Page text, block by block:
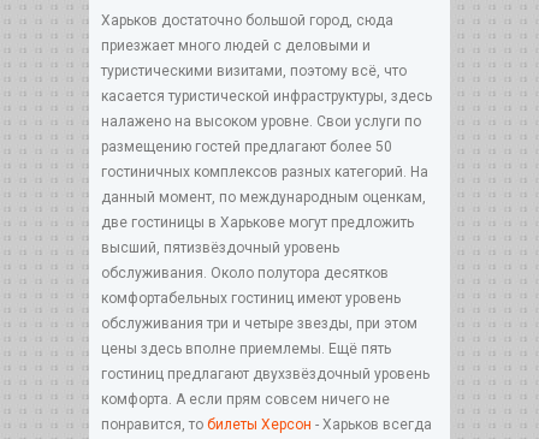
Харьков достаточно большой город, сюда
приезжает много людей с деловыми и
туристическими визитами, поэтому всё, что
касается туристической инфраструктуры, здесь
налажено на высоком уровне. Свои услуги по
размещению гостей предлагают более 50
гостиничных комплексов разных категорий. На
данный момент, по международным оценкам,
две гостиницы в Харькове могут предложить
высший, пятизвёздочный уровень
обслуживания. Около полутора десятков
комфортабельных гостиниц имеют уровень
обслуживания три и четыре звезды, при этом
цены здесь вполне приемлемы. Ещё пять
гостиниц предлагают двухзвёздочный уровень
комфорта. А если прям совсем ничего не
понравится, то билеты Херсон - Харьков всегда